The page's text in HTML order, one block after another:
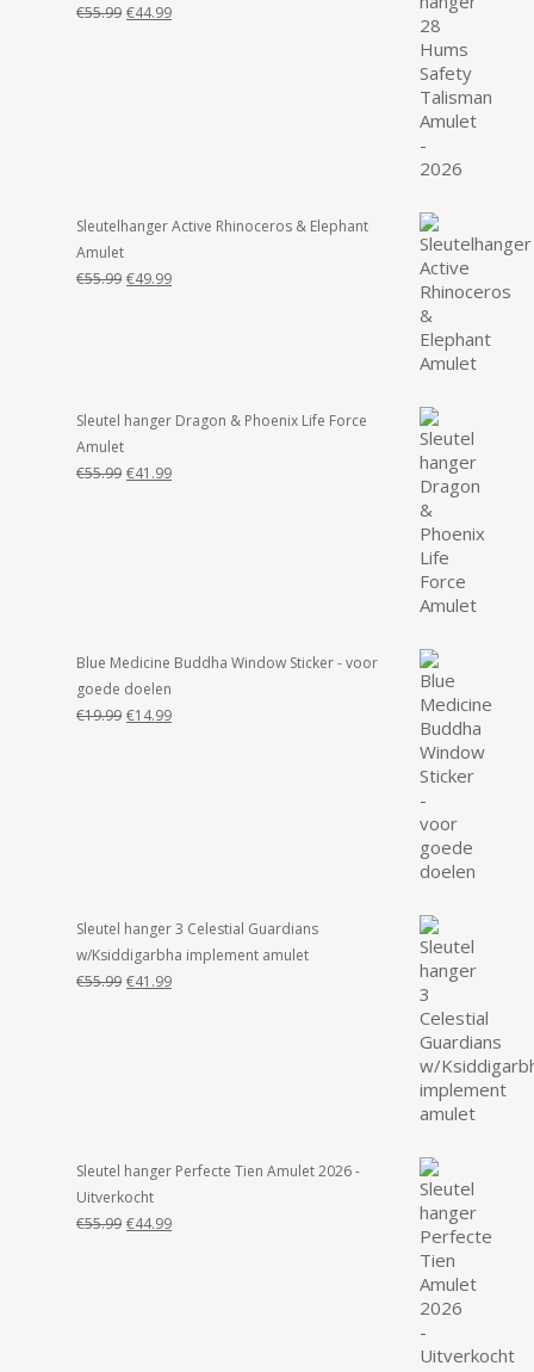
€55.99 Oorspronkelijke
€44.99Huidige
Sleutelhanger Active Rhinoceros & Elephant
Amulet
€55.99 Oorspronkelijke
€49.99Huidige
Sleutel hanger Dragon & Phoenix Life Force
Amulet
€55.99 Oorspronkelijke
€41.99Huidige
Blue Medicine Buddha Window Sticker - voor
goede doelen
€19.99 Oorspronkelijke
€14.99Huidige
Sleutel hanger 3 Celestial Guardians
w/Ksiddigarbha implement amulet
€55.99 Oorspronkelijke
€41.99Huidige
Sleutel hanger Perfecte Tien Amulet 2026 -
Uitverkocht
€55.99 Oorspronkelijke
€44.99Huidige